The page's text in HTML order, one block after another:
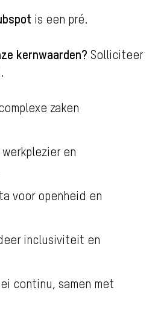
is een pré.
kernwaarden? Solliciteer
zaken
en
voor openheid en
inclusiviteit en
continu, samen met